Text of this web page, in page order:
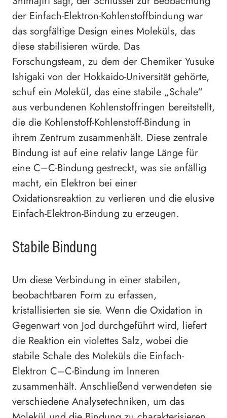
der Einfach-Elektron-Kohlenstoffbindung war
das sorgfältige Design eines Moleküls, das
diese stabilisieren würde. Das
Forschungsteam, zu dem der Chemiker Yusuke
Ishigaki von der Hokkaido-Universität gehörte,
schuf ein Molekül, das eine stabile „Schale“
aus verbundenen Kohlenstoffringen bereitstellt,
die die Kohlenstoff-Kohlenstoff-Bindung in
ihrem Zentrum zusammenhält. Diese zentrale
Bindung ist auf eine relativ lange Länge für
eine C–C-Bindung gestreckt, was sie anfällig
macht, ein Elektron bei einer
Oxidationsreaktion zu verlieren und die elusive
Einfach-Elektron-Bindung zu erzeugen.
Stabile Bindung
Um diese Verbindung in einer stabilen,
beobachtbaren Form zu erfassen,
kristallisierten sie sie. Wenn die Oxidation in
Gegenwart von Jod durchgeführt wird, liefert
die Reaktion ein violettes Salz, wobei die
stabile Schale des Moleküls die Einfach-
Elektron C–C-Bindung im Inneren
zusammenhält. Anschließend verwendeten sie
verschiedene Analysetechniken, um das